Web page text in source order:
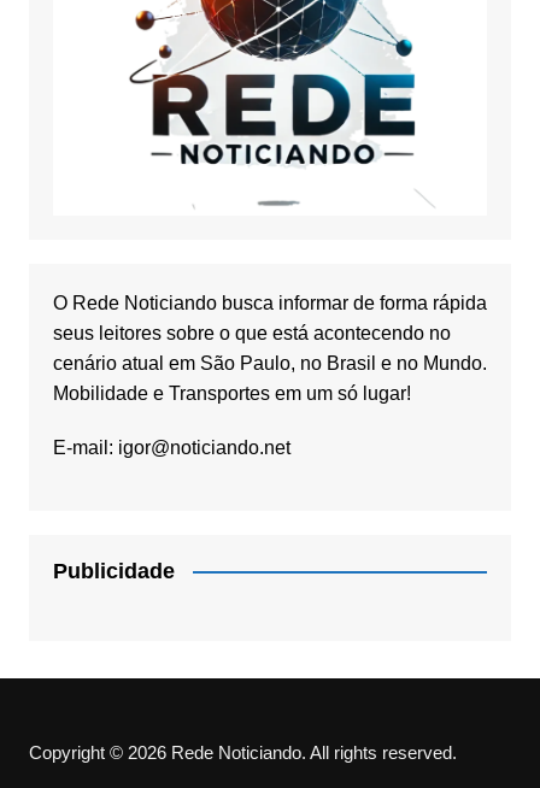
O Rede Noticiando busca informar de forma rápida
seus leitores sobre o que está acontecendo no
cenário atual em São Paulo, no Brasil e no Mundo.
Mobilidade e Transportes em um só lugar!
E-mail: igor@noticiando.net
Publicidade
Copyright © 2026 Rede Noticiando. All rights reserved.